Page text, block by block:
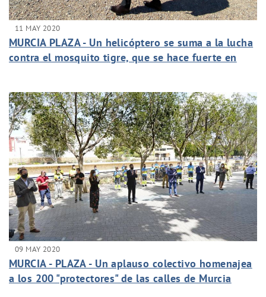
11 MAY 2020
MURCIA PLAZA - Un helicóptero se suma a la lucha
contra el mosquito tigre, que se hace fuerte en
09 MAY 2020
MURCIA - PLAZA - Un aplauso colectivo homenajea
a los 200 "protectores" de las calles de Murcia